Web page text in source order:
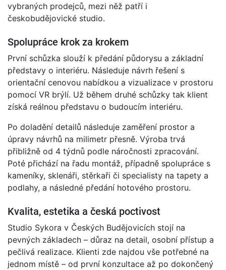
vybraných prodejců, mezi něž patří i
českobudějovické studio.
Spolupráce krok za krokem
První schůzka slouží k předání půdorysu a základní
představy o interiéru. Následuje návrh řešení s
orientační cenovou nabídkou a vizualizace v prostoru
pomocí VR brýlí. Už během druhé schůzky tak klient
získá reálnou představu o budoucím interiéru.
Po doladění detailů následuje zaměření prostor a
úpravy návrhů na milimetr přesně. Výroba trvá
přibližně od 4 týdnů podle náročnosti zpracování.
Poté přichází na řadu montáž, případně spolupráce s
kameníky, sklenáři, stěrkaři či specialisty na tapety a
podlahy, a následné předání hotového prostoru.
Kvalita, estetika a česká poctivost
Studio Sykora v Českých Budějovicích stojí na
pevných základech – důraz na detail, osobní přístup a
pečlivá realizace. Klienti zde najdou vše potřebné na
jednom místě – od první konzultace až po dokončený